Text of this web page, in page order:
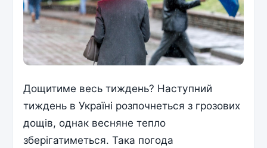
Дощитиме весь тиждень? Наступний
тиждень в Україні розпочнеться з грозових
дощів, однак весняне тепло
зберігатиметься. Така погода